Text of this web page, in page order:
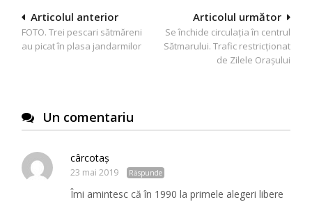
Navigare
în
Articolul următor
Se închide circulația în centrul
Sătmarului. Trafic restricționat
de Zilele Orașului
Articolul anterior
FOTO. Trei pescari sătmăreni
au picat în plasa jandarmilor
Un comentariu
cârcotaş
23 mai 2019 Răspunde
Îmi amintesc că în 1990 la primele alegeri libere